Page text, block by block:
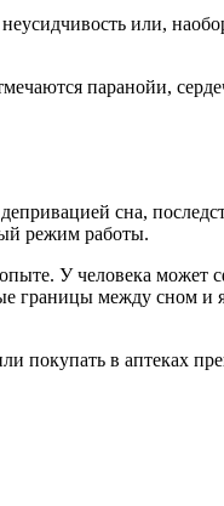
или,
паранойи,
сна,
режим работы.
У человека может
границы между сном и
покупать в аптеках